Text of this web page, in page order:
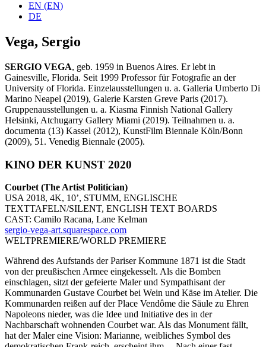
EN (EN)
DE
Vega, Sergio
SERGIO VEGA, geb. 1959 in Buenos Aires. Er lebt in
Gainesville, Florida. Seit 1999 Professor für Fotografie an der
University of Florida. Einzelausstellungen u. a. Galleria Umberto Di
Marino Neapel (2019), Galerie Karsten Greve Paris (2017).
Gruppenausstellungen u. a. Kiasma Finnish National Gallery
Helsinki, Atchugarry Gallery Miami (2019). Teilnahmen u. a.
documenta (13) Kassel (2012), KunstFilm Biennale Köln/Bonn
(2009), 51. Venedig Biennale (2005).
KINO DER KUNST 2020
Courbet (The Artist Politician)
USA 2018, 4K, 10’, STUMM, ENGLISCHE
TEXTTAFELN/SILENT, ENGLISH TEXT BOARDS
CAST: Camilo Racana, Lane Kelman
sergio-vega-art.squarespace.com
WELTPREMIERE/WORLD PREMIERE
Während des Aufstands der Pariser Kommune 1871 ist die Stadt
von der preußischen Armee eingekesselt. Als die Bomben
einschlagen, sitzt der gefeierte Maler und Sympathisant der
Kommunarden Gustave Courbet bei Wein und Käse im Atelier. Die
Kommunarden reißen auf der Place Vendôme die Säule zu Ehren
Napoleons nieder, was die Idee und Initiative des in der
Nachbarschaft wohnenden Courbet war. Als das Monument fällt,
hat der Maler eine Vision: Marianne, weibliches Symbol des